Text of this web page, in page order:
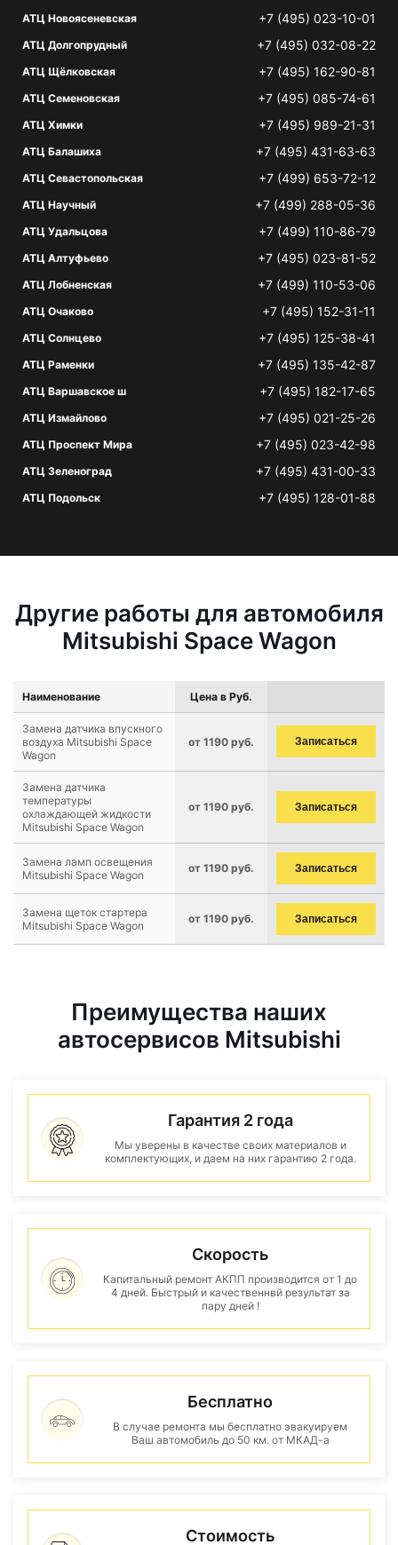
АТЦ Новоясеневская +7 (495) 023-10-01
АТЦ Долгопрудный +7 (495) 032-08-22
АТЦ Щёлковская +7 (495) 162-90-81
АТЦ Семеновская +7 (495) 085-74-61
АТЦ Химки +7 (495) 989-21-31
АТЦ Балашиха +7 (495) 431-63-63
АТЦ Севастопольская +7 (499) 653-72-12
АТЦ Научный +7 (499) 288-05-36
АТЦ Удальцова +7 (499) 110-86-79
АТЦ Алтуфьево +7 (495) 023-81-52
АТЦ Лобненская +7 (499) 110-53-06
АТЦ Очаково +7 (495) 152-31-11
АТЦ Солнцево +7 (495) 125-38-41
АТЦ Раменки +7 (495) 135-42-87
АТЦ Варшавское ш +7 (495) 182-17-65
АТЦ Измайлово +7 (495) 021-25-26
АТЦ Проспект Мира +7 (495) 023-42-98
АТЦ Зеленоград +7 (495) 431-00-33
АТЦ Подольск +7 (495) 128-01-88
Другие работы для автомобиля
Mitsubishi Space Wagon
Наименование Цена в Руб.
Замена датчика впускного
воздуха Mitsubishi Space
Wagon
от 1190 руб. Записаться
Замена датчика
температуры
охлаждающей жидкости
Mitsubishi Space Wagon
от 1190 руб. Записаться
Замена ламп освещения
Mitsubishi Space Wagon
от 1190 руб. Записаться
Замена щеток стартера
Mitsubishi Space Wagon
от 1190 руб. Записаться
Преимущества наших
автосервисов Mitsubishi
Гарантия 2 года
Мы уверены в качестве своих материалов и
комплектующих, и даем на них гарантию 2 года.
Скорость
Капитальный ремонт АКПП производится от 1 до
4 дней. Быстрый и качественнвй результат за
пару дней !
Бесплатно
В случае ремонта мы бесплатно эвакуируем
Ваш автомобиль до 50 км. от МКАД-а
Стоимость